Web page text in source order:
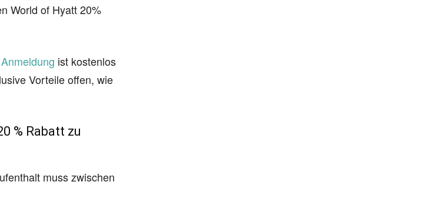
World of Hyatt 20%
Anmeldung ist kostenlos
Vorteile offen, wie
% Rabatt zu
muss zwischen